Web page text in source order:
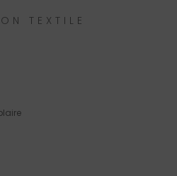
TEXTILE